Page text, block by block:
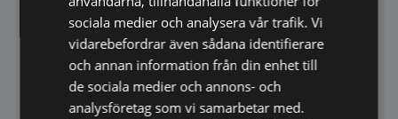
Gaffel – rostfri Profi Line
6-pack
Elegant men ändå robust.
Handpolerad, högblank
spegelfinish.
sociala medier och analysera vår trafik. Vi
vidarebefordrar även sådana identifierare
och annan information från din enhet till
de sociala medier och annons- och
analysföretag som vi samarbetar med.